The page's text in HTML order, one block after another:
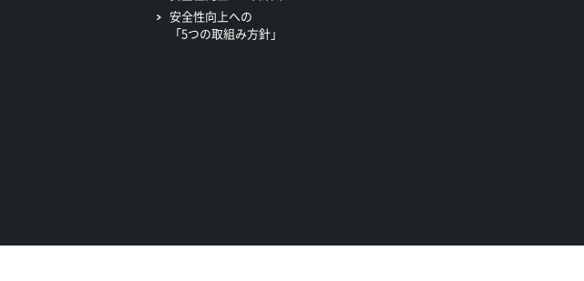
安全性向上への
「5つの取組み方針」